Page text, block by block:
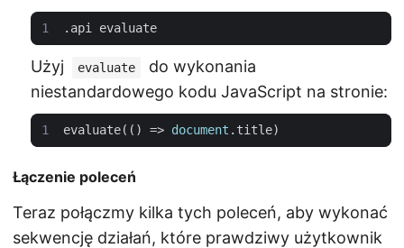
. api evaluate
Użyj evaluate
do wykonania
niestandardowego kodu JavaScript na stronie:
evaluate(() => document . title)
Łączenie poleceń
Teraz połączmy kilka tych poleceń, aby wykonać
sekwencję działań, które prawdziwy użytkownik